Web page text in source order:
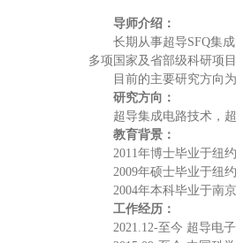
导师介绍：
长期从事超导SFQ集
多项国家及省部级科研项
目前的主要研究方向
研究方向：
超导集成电路技术，
教育背景：
2011年博士毕业于纽
2009年硕士毕业于纽
2004年本科毕业于南
工作经历：
2021.12-至今 超导电